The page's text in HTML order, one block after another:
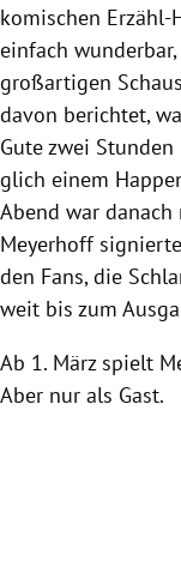
komischen Erzähl-
einfach
großartigen
davon berichtet,
Gute zwei
glich einem
Abend war
Meyerhoff
den Fans, die
weit bis zum
Ab 1. März spielt
Aber nur als Gast.